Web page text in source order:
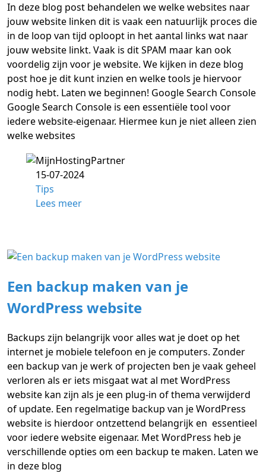
In deze blog post behandelen we welke websites naar
jouw website linken dit is vaak een natuurlijk proces die
in de loop van tijd oploopt in het aantal links wat naar
jouw website linkt. Vaak is dit SPAM maar kan ook
voordelig zijn voor je website. We kijken in deze blog
post hoe je dit kunt inzien en welke tools je hiervoor
nodig hebt. Laten we beginnen! Google Search Console
Google Search Console is een essentiële tool voor
iedere website-eigenaar. Hiermee kun je niet alleen zien
welke websites
15-07-2024
Tips
Lees meer
Een backup maken van je
WordPress website
Backups zijn belangrijk voor alles wat je doet op het
internet je mobiele telefoon en je computers. Zonder
een backup van je werk of projecten ben je vaak geheel
verloren als er iets misgaat wat al met WordPress
website kan zijn als je een plug-in of thema verwijderd
of update. Een regelmatige backup van je WordPress
website is hierdoor ontzettend belangrijk en essentieel
voor iedere website eigenaar. Met WordPress heb je
verschillende opties om een backup te maken. Laten we
in deze blog